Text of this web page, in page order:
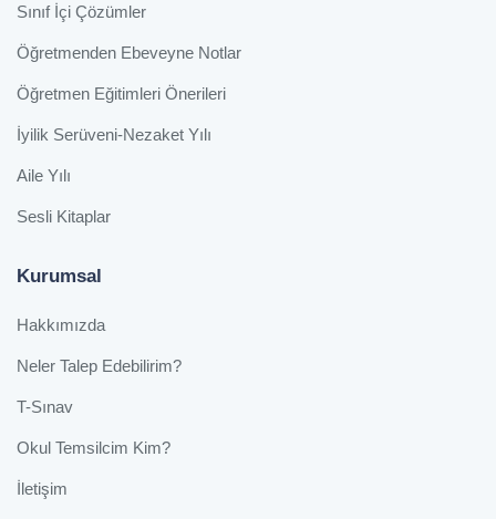
Sınıf İçi Çözümler
Öğretmenden Ebeveyne Notlar
Öğretmen Eğitimleri Önerileri
İyilik Serüveni-Nezaket Yılı
Aile Yılı
Sesli Kitaplar
Kurumsal
Hakkımızda
Neler Talep Edebilirim?
T-Sınav
Okul Temsilcim Kim?
İletişim